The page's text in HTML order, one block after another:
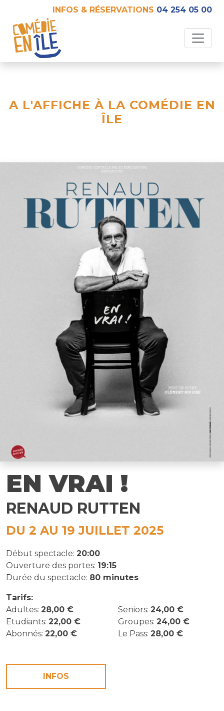
INFOS & RÉSERVATIONS 04 254 05 00
A L'AFFICHE À LA COMÉDIE EN
ÎLE
EN VRAI !
RENAUD RUTTEN
DU 2 AU 19 JUILLET 2025
Début spectacle: 20:00
Ouverture des portes: 19:15
Durée du spectacle: 80 minutes
Tarifs:
Adultes: 28,00 € Seniors: 24,00 €
Etudiants: 22,00 € Groupes: 24,00 €
Abonnés: 22,00 € Le Pass: 28,00 €
INFOS